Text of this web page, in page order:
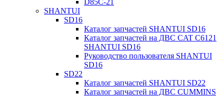
D85C-21
SHANTUI
SD16
Каталог запчастей SHANTUI SD16
Каталог запчастей на ДВС CAT C6121
SHANTUI SD16
Руководство пользователя SHANTUI
SD16
SD22
Каталог запчастей SHANTUI SD22
Каталог запчастей на ДВС CUMMINS